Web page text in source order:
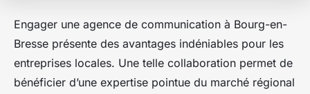
Engager une agence de communication à Bourg-en-
Bresse présente des avantages indéniables pour les
entreprises locales. Une telle collaboration permet de
bénéficier d’une expertise pointue du marché régional